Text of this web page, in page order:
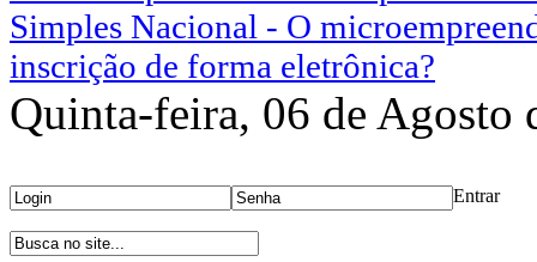
Simples Nacional - O
inscrição de forma eletrônica?
Quinta-feira, 06 de Agosto
Entrar